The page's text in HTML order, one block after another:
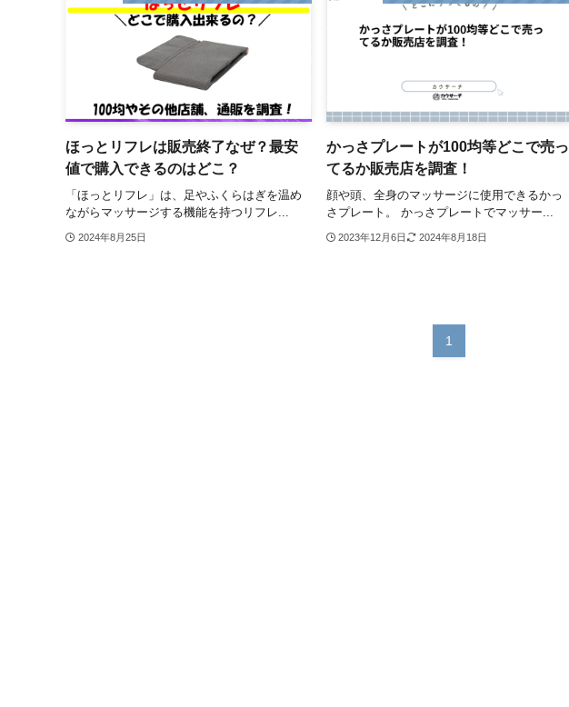
ほっとリフレは販売終了なぜ？最安
値で購入できるのはどこ？
「ほっとリフレ」は、足やふくらはぎを温め
ながらマッサージする機能を持つリフレ...
2024年8月25日
かっさプレートが100均等どこで売っ
てるか販売店を調査！
顔や頭、全身のマッサージに使用できるかっ
さプレート。 かっさプレートでマッサー...
2023年12月6日 2024年8月18日
1